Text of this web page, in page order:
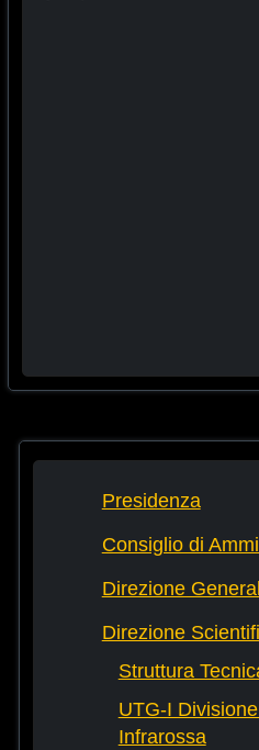
Presidenza
Consiglio di
Direzione
Direzione
Struttura
UTG-I
Infrarossa